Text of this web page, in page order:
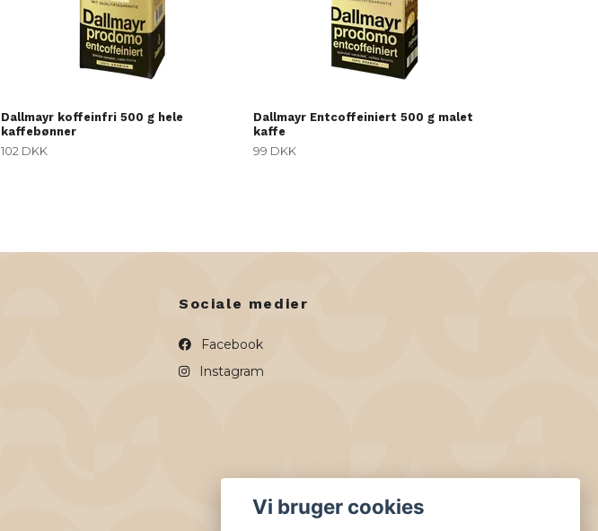
Dallmayr koffeinfri 500 g hele
kaffebønner
102 DKK
Dallmayr Entcoffeiniert 500 g malet
kaffe
99 DKK
Sociale medier
Facebook
Instagram
Vi bruger cookies